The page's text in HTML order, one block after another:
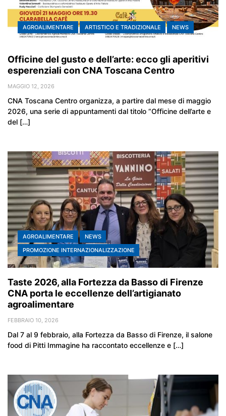
AGROALIMENTARE ARTISTICO E TRADIZIONALE NEWS
Officine del gusto e dell’arte: ecco gli aperitivi
esperenziali con CNA Toscana Centro
MAGGIO 12, 2026
CNA Toscana Centro organizza, a partire dal mese di maggio
2026, una serie di appuntamenti dal titolo “Officine dell’arte e
del […]
AGROALIMENTARE
NEWS
PROMOZIONE INTERNAZIONALIZZAZIONE
Taste 2026, alla Fortezza da Basso di Firenze
CNA porta le eccellenze dell’artigianato
agroalimentare
FEBBRAIO 10, 2026
Dal 7 al 9 febbraio, alla Fortezza da Basso di Firenze, il salone
food di Pitti Immagine ha raccontato eccellenze e […]